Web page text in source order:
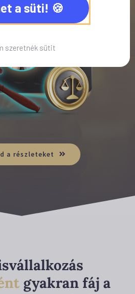
a részleteket
gyakran fáj a
a süti!
szeretnék sütit